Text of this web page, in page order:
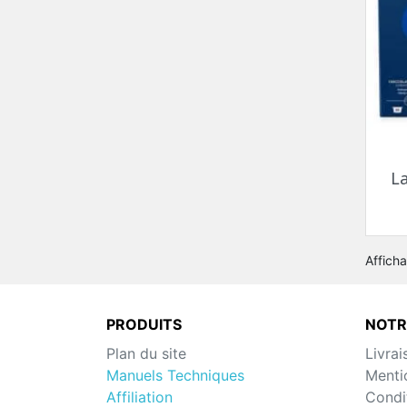
PRODUITS
Plan du site
Manuels Techniques
Affiliation